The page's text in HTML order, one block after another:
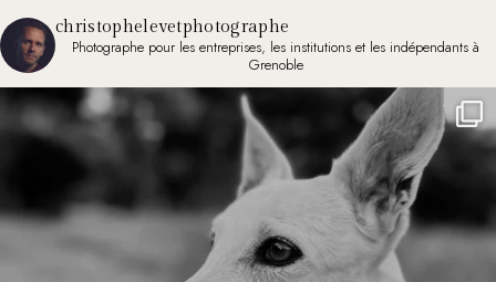
christophelevetphotographe
Photographe pour les entreprises, les institutions et les indépendants à
Grenoble